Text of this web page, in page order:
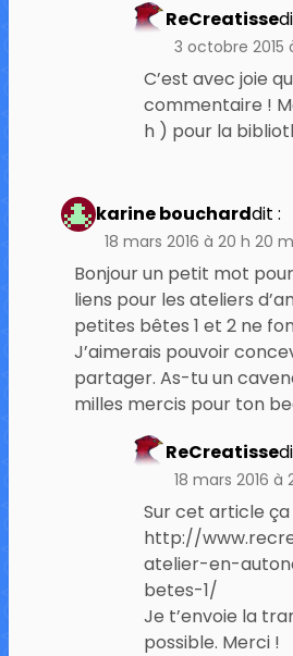
ReCreatisse
3 octobre 2015
C’est avec joie
commentaire !
h ) pour la
karine boucharddit :
18 mars 2016 à 20 h 20
Bonjour un petit mot
liens pour les ateliers
petites bêtes 1 et 2 ne
J’aimerais pouvoir
partager. As-tu un
milles mercis pour ton
ReCreatisse
18 mars 2016 à
Sur cet article
http://
atelier-en-
betes-1/
Je t’envoie la
possible. Merci !